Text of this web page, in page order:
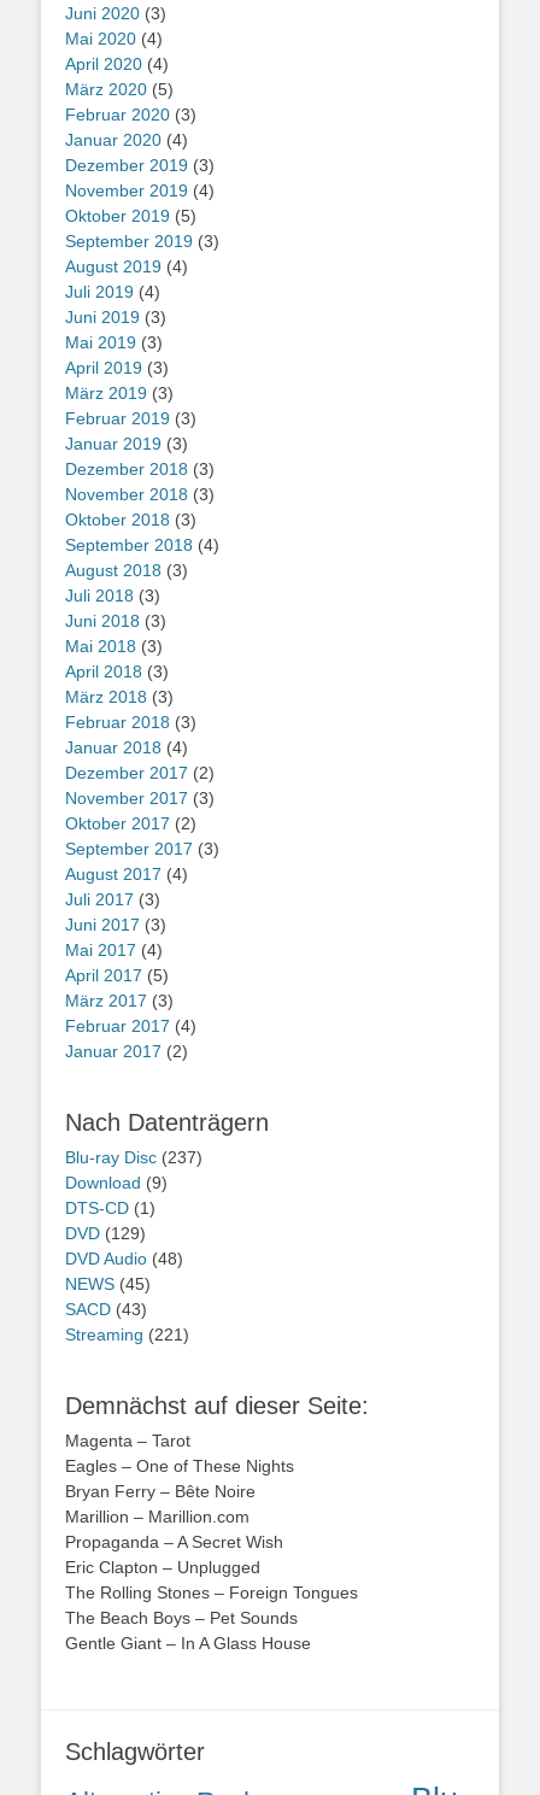
Juni 2020 (3)
Mai 2020 (4)
April 2020 (4)
März 2020 (5)
Februar 2020 (3)
Januar 2020 (4)
Dezember 2019 (3)
November 2019 (4)
Oktober 2019 (5)
September 2019 (3)
August 2019 (4)
Juli 2019 (4)
Juni 2019 (3)
Mai 2019 (3)
April 2019 (3)
März 2019 (3)
Februar 2019 (3)
Januar 2019 (3)
Dezember 2018 (3)
November 2018 (3)
Oktober 2018 (3)
September 2018 (4)
August 2018 (3)
Juli 2018 (3)
Juni 2018 (3)
Mai 2018 (3)
April 2018 (3)
März 2018 (3)
Februar 2018 (3)
Januar 2018 (4)
Dezember 2017 (2)
November 2017 (3)
Oktober 2017 (2)
September 2017 (3)
August 2017 (4)
Juli 2017 (3)
Juni 2017 (3)
Mai 2017 (4)
April 2017 (5)
März 2017 (3)
Februar 2017 (4)
Januar 2017 (2)
Nach Datenträgern
Blu-ray Disc (237)
Download (9)
DTS-CD (1)
DVD (129)
DVD Audio (48)
NEWS (45)
SACD (43)
Streaming (221)
Demnächst auf dieser Seite:
Magenta – Tarot
Eagles – One of These Nights
Bryan Ferry – Bête Noire
Marillion – Marillion.com
Propaganda – A Secret Wish
Eric Clapton – Unplugged
The Rolling Stones – Foreign Tongues
The Beach Boys – Pet Sounds
Gentle Giant – In A Glass House
Schlagwörter